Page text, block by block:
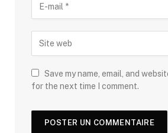
Save my name, email, and
for the next time I comment.